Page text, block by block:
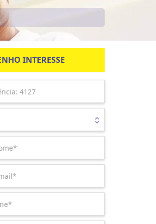
INTERESSE